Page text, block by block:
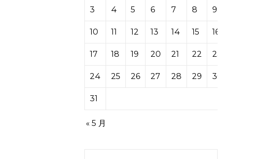
3 4 5 6 7 8 9
10 11 12 13 14 15 16
17 18 19 20 21 22 23
24 25 26 27 28 29 30
31
« 5 月